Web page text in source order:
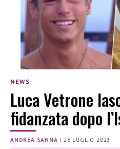
NEWS
Luca Vetrone
fidanzata dopo
ANDREA SANNA | 28 LUGLIO 2023